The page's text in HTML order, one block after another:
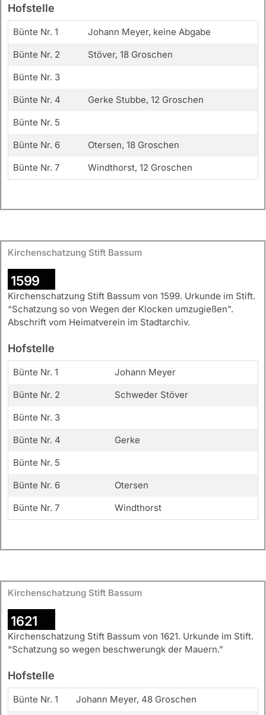
Hofstelle
Bünte Nr. 1
Johann Meyer, keine Abgabe
Bünte Nr. 2
Stöver, 18 Groschen
Bünte Nr. 3
Bünte Nr. 4
Gerke Stubbe, 12 Groschen
Bünte Nr. 5
Bünte Nr. 6
Otersen, 18 Groschen
Bünte Nr. 7
Windthorst, 12 Groschen
Kirchenschatzung Stift Bassum
1599
Kirchenschatzung Stift Bassum von 1599. Urkunde im Stift.
“Schatzung so von Wegen der Klocken umzugießen”.
Abschrift vom Heimatverein im Stadtarchiv.
Hofstelle
Bünte Nr. 1
Johann Meyer
Bünte Nr. 2
Schweder Stöver
Bünte Nr. 3
Bünte Nr. 4
Gerke
Bünte Nr. 5
Bünte Nr. 6
Otersen
Bünte Nr. 7
Windthorst
Kirchenschatzung Stift Bassum
1621
Kirchenschatzung Stift Bassum von 1621. Urkunde im Stift.
“Schatzung so wegen beschwerungk der Mauern.”
Hofstelle
Bünte Nr. 1
Johann Meyer, 48 Groschen